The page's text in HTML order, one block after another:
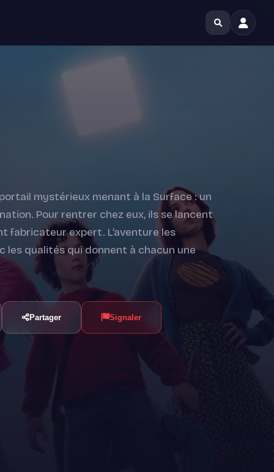
mystérieux menant à la Surface : un
Pour rentrer chez eux, ils se lancent
fabricateur expert. L’aventure les
les qualités qui donnent à chacun une
Partager Signaler